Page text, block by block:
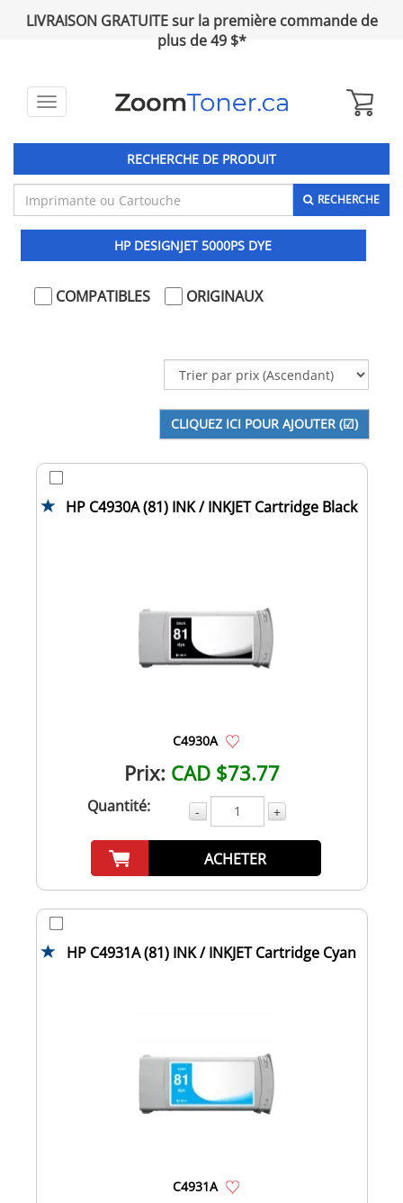
LIVRAISON GRATUITE sur la première commande de
plus de 49 $*
Toggle
RECHERCHE DE PRODUIT
RECHERCHE
HP DESIGNJET 5000PS DYE
COMPATIBLES ORIGINAUX
HP C4930A (81) INK / INKJET Cartridge Black
C4930A
Prix: CAD $73.77
Quantité: - +
ACHETER
HP C4931A (81) INK / INKJET Cartridge Cyan
C4931A